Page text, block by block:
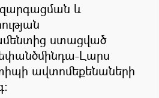
և
ստացված
Լարս
ավտոմեքենաների